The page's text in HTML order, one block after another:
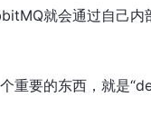
就会通过自己
重要的东西，就是